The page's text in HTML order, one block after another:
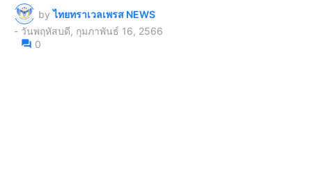
by ไทยทราเวลเพรส NEWS
- วันพฤหัสบดี, กุมภาพันธ์ 16, 2566
0